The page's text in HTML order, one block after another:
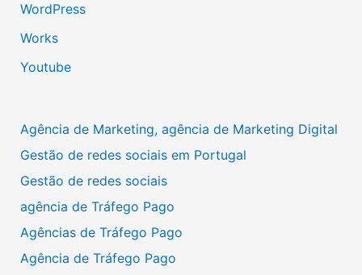
WordPress
Works
Youtube
Agência de Marketing, agência de Marketing Digital
Gestão de redes sociais em Portugal
Gestão de redes sociais
agência de Tráfego Pago
Agências de Tráfego Pago
Agência de Tráfego Pago